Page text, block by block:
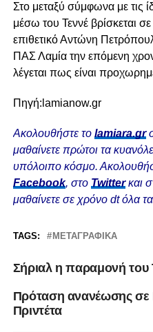
Στο μεταξύ σύμφωνα με τις
μέσω του Τεννέ βρίσκεται
επιθετικό Αντώνη
ΠΑΣ Λαμία την επόμενη
λέγεται πως είναι
Πηγή:lamianow.gr
Ακολουθήστε το lamiara.gr
μαθαίνετε πρώτοι τα
υπόλοιπο κόσμο.
Facebook, στο Twitterκαι
μαθαίνετε σε χρόνο dt όλα
TAGS: ΜΕΤΑΓΡΑΦΙΚΆ
Σήριαλ η παραμονή του
Πρόταση ανανέωσης σε
Πριντέτα